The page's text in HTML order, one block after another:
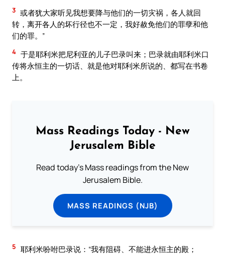
3 或者犹大家听见我想要降与他们的一切灾祸，各人就回
转，离开各人的坏行径也不一定，我好赦免他们的罪孽和他
们的罪。”
4 于是耶利米把尼利亚的儿子巴录叫来；巴录就由耶利米口
传将永恒主的一切话、就是他对耶利米所说的、都写在书卷
上。
Mass Readings Today - New
Jerusalem Bible
Read today's Mass readings from the New
Jerusalem Bible.
MASS READINGS (NJB)
5 耶利米吩咐巴录说：“我有阻碍、不能进永恒主的殿；